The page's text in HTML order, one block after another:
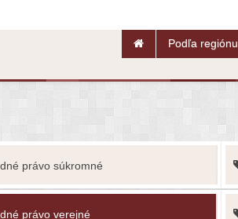
Podľa regiónu
právo súkromné
právo verejné